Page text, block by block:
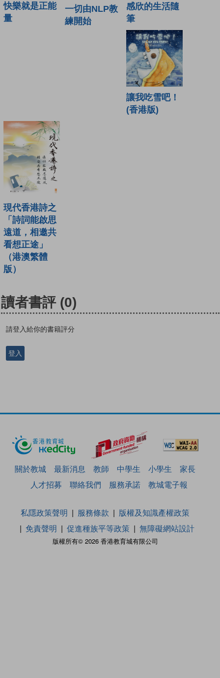
快樂就是正能
量
一切由NLP教
練開始
感欣的生活隨
筆
讓我吃雪吧！
(香港版)
現代香港詩之
「詩詞能啟思
遠道，相邀共
看想正途」
（港澳繁體
版）
讀者書評 (0)
請登入給你的書籍評分
登入
關於教城 最新消息 教師 中學生 小學生
家長
人才招募
聯絡我們 服務承諾 教城電子報
版權所有© 2026 香港教育城有限公司
私隱政策聲明 服務條款
版權及知識產權政策
免責聲明
促進種族平等政策 無障礙網站設計